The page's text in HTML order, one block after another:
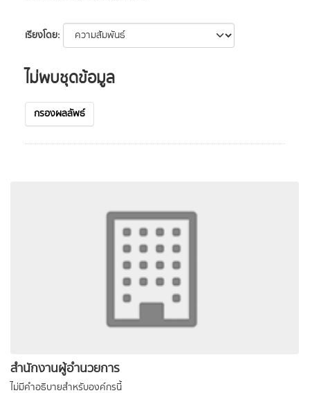
สำนักงานผู้อำนวยการ
ไม่มีคำอธิบายสำหรับองค์กรนี้
เรียงโดย
ไม่พบชุดข้อมูล
กรองผลลัพธ์